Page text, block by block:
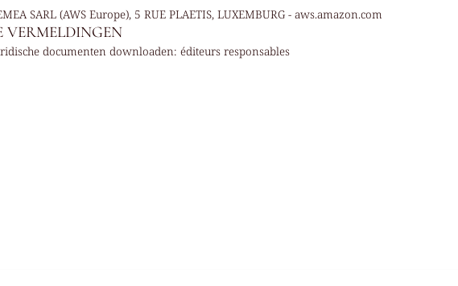
SARL (AWS Europe), 5 RUE PLAETIS, LUXEMBURG - aws.amazon.com
VERMELDINGEN
documenten downloaden:éditeurs responsables